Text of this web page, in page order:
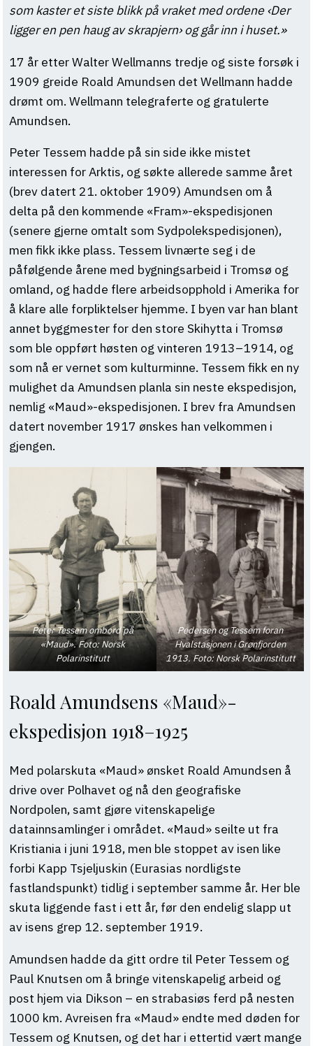
som kaster et siste blikk på vraket med ordene ‹Der
ligger en pen haug av skrapjern› og går inn i huset.»
17 år etter Walter Wellmanns tredje og siste forsøk i
1909 greide Roald Amundsen det Wellmann hadde
drømt om. Wellmann telegraferte og gratulerte
Amundsen.
Peter Tessem hadde på sin side ikke mistet
interessen for Arktis, og søkte allerede samme året
(brev datert 21. oktober 1909) Amundsen om å
delta på den kommende «Fram»-ekspedisjonen
(senere gjerne omtalt som Sydpolekspedisjonen),
men fikk ikke plass. Tessem livnærte seg i de
påfølgende årene med bygningsarbeid i Tromsø og
omland, og hadde flere arbeidsopphold i Amerika for
å klare alle forpliktelser hjemme. I byen var han blant
annet byggmester for den store Skihytta i Tromsø
som ble oppført høsten og vinteren 1913–1914, og
som nå er vernet som kulturminne. Tessem fikk en ny
mulighet da Amundsen planla sin neste ekspedisjon,
nemlig «Maud»-ekspedisjonen. I brev fra Amundsen
datert november 1917 ønskes han velkommen i
gjengen.
Peter Tessem ombord på
«Maud». Foto: Norsk
Polarinstitutt
Pedersen og Tessem foran
Hvalstasjonen i Grønfjorden
1913. Foto: Norsk Polarinstitutt
Roald Amundsens «Maud»-
ekspedisjon 1918–1925
Med polarskuta «Maud» ønsket Roald Amundsen å
drive over Polhavet og nå den geografiske
Nordpolen, samt gjøre vitenskapelige
datainnsamlinger i området. «Maud» seilte ut fra
Kristiania i juni 1918, men ble stoppet av isen like
forbi Kapp Tsjeljuskin (Eurasias nordligste
fastlandspunkt) tidlig i september samme år. Her ble
skuta liggende fast i ett år, før den endelig slapp ut
av isens grep 12. september 1919.
Amundsen hadde da gitt ordre til Peter Tessem og
Paul Knutsen om å bringe vitenskapelig arbeid og
post hjem via Dikson – en strabasiøs ferd på nesten
1000 km. Avreisen fra «Maud» endte med døden for
Tessem og Knutsen, og det har i ettertid vært mange